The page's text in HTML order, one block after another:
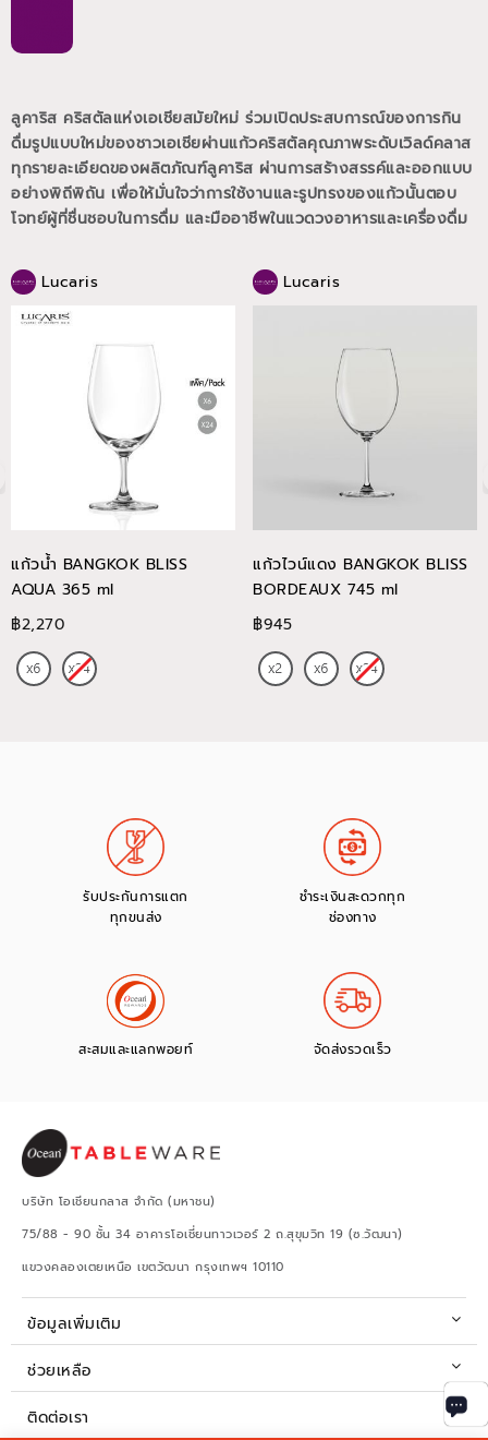
ลูคาริส คริสตัลแห่งเอเชียสมัยใหม่ ร่วมเปิดประสบการณ์ของการกิน
ดื่มรูปแบบใหม่ของชาวเอเชียผ่านแก้วคริสตัลคุณภาพระดับเวิลด์คลาส
ทุกรายละเอียดของผลิตภัณฑ์ลูคาริส ผ่านการสร้างสรรค์และออกแบบ
อย่างพิถีพิถัน เพื่อให้มั่นใจว่าการใช้งานและรูปทรงของแก้วนั้นตอบ
โจทย์ผู้ที่ชื่นชอบในการดื่ม และมืออาชีพในแวดวงอาหารและเครื่องดื่ม
Lucaris
แก้วน้ำ BANGKOK BLISS
AQUA 365 ml
฿2,270
Lucaris
แก้วไวน์แดง BANGKOK BLISS
BORDEAUX 745 ml
฿945
รับประกันการแตก
ทุกขนส่ง
ชำระเงินสะดวกทุก
ช่องทาง
สะสมและแลกพอยท์ จัดส่งรวดเร็ว
บริษัท โอเชียนกลาส จำกัด (มหาชน)
75/88 - 90 ชั้น 34 อาคารโอเชี่ยนทาวเวอร์ 2 ถ.สุขุมวิท 19 (ซ.วัฒนา)
แขวงคลองเตยเหนือ เขตวัฒนา กรุงเทพฯ 10110
ข้อมูลเพิ่มเติม
ช่วยเหลือ
ติดต่อเรา